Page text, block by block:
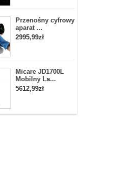
Przenośny cyfrowy
aparat ...
2995,99zł
Micare JD1700L
Mobilny La...
5612,99zł